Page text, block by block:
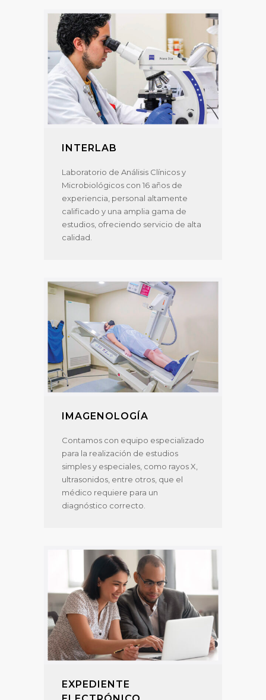
INTERLAB
Laboratorio de Análisis Clínicos y
Microbiológicos con 16 años de
experiencia, personal altamente
calificado y una amplia gama de
estudios, ofreciendo servicio de alta
calidad.
IMAGENOLOGÍA
Contamos con equipo especializado
para la realización de estudios
simples y especiales, como rayos X,
ultrasonidos, entre otros, que el
médico requiere para un
diagnóstico correcto.
EXPEDIENTE